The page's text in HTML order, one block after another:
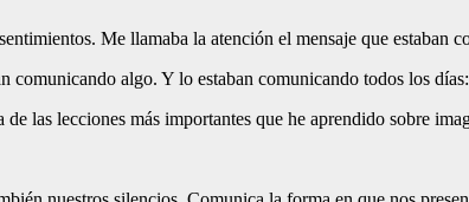
Me llamaba la atención el mensaje que estaban
comunicando algo. Y lo estaban comunicando todos los
las lecciones más importantes que he aprendido sobre